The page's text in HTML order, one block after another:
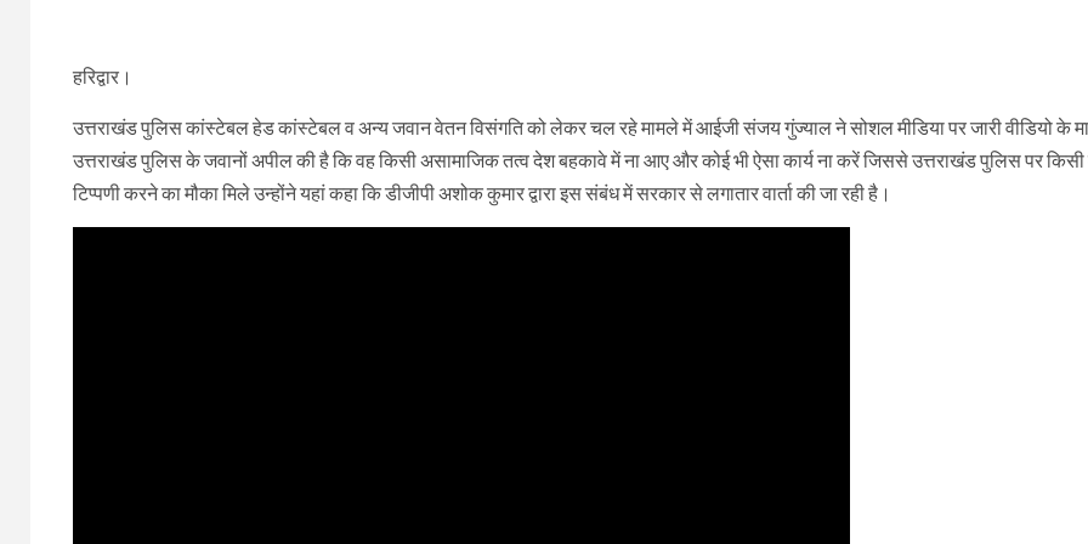
हरिद्वार।
उत्तराखंड पुलिस कांस्टेबल हेड कांस्टेबल व अन्य जवान वेतन विसंगति को लेकर चल रहे मामले में आईजी संजय गुंज्याल ने सोशल मीडिया पर जारी वीडियो के
उत्तराखंड पुलिस के जवानों अपील की है कि वह किसी असामाजिक तत्व देश बहकावे में ना आए और कोई भी ऐसा कार्य ना करें जिससे उत्तराखंड पुलिस पर
टिप्पणी करने का मौका मिले उन्होंने यहां कहा कि डीजीपी अशोक कुमार द्वारा इस संबंध में सरकार से लगातार वार्ता की जा रही है।